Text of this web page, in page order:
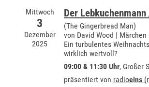
Mittwoch
3
Dezember
2025
Der
(The Gingerbread Man)
von David Wood |
Ein turbulentes
wirklich wertvoll?
09:00 & 11:30 Uhr, Großer
präsentiert von radioeins